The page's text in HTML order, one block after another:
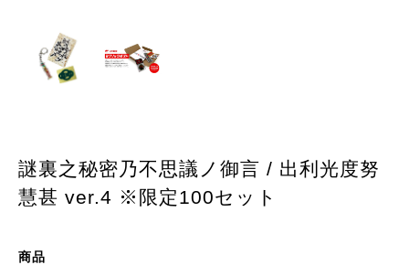
謎裏之秘密乃不思議ノ御言 / 出利光度努
慧甚 ver.4 ※限定100セット
商品